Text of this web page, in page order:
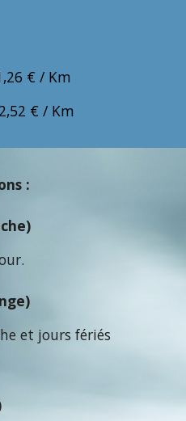
€ / Km
€ / Km
:
et jours fériés